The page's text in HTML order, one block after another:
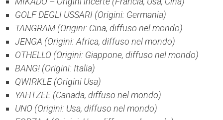
GOLF DEGLI USSARI (Origini: Germania)
TANGRAM (Origini: Cina, diffuso nel mondo)
JENGA (Origini: Africa, diffuso nel mondo)
OTHELLO (Origini: Giappone, diffuso nel mondo)
BANG! (Origini: Italia)
QWIRKLE (Origini Usa)
YAHTZEE (Canada, diffuso nel mondo)
UNO (Origini: Usa, diffuso nel mondo)